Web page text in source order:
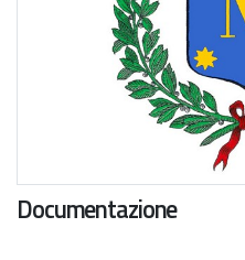
Documentazione